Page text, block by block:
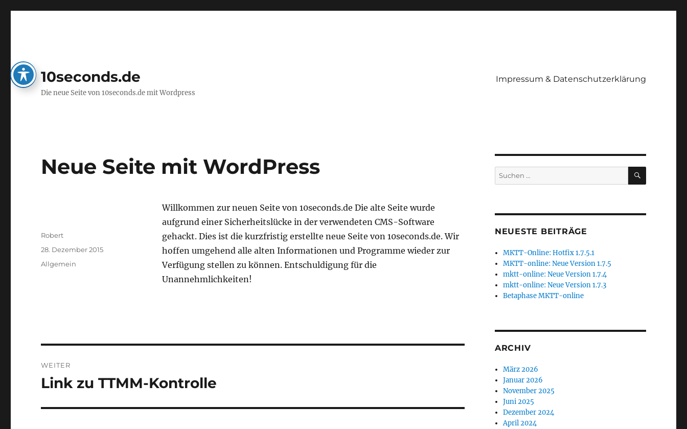
10seconds.de
Die neue Seite von 10seconds.de mit Wordpress
Impressum & Datenschutzerklärung
Neue Seite mit WordPress
Willkommen zur neuen Seite von 10seconds.de Die alte Seite wurde
aufgrund einer Sicherheitslücke in der verwendeten CMS-Software
gehackt. Dies ist die kurzfristig erstellte neue Seite von 10seconds.de. Wir
hoffen umgehend alle alten Informationen und Programme wieder zur
Verfügung stellen zu können. Entschuldigung für die
Unannehmlichkeiten!
Autor
Robert
Veröffentlicht
am
28. Dezember 2015
Kategorien
Allgemein
WEITER
Nächster
Link zu TTMM-Kontrolle
Suchen
nach:
SUCHEN
NEUESTE BEITRÄGE
MKTT-Online: Hotfix 1.7.5.1
MKTT-online: Neue Version 1.7.5
mktt-online: Neue Version 1.7.4
mktt-online: Neue Version 1.7.3
Betaphase MKTT-online
ARCHIV
März 2026
Januar 2026
November 2025
Juni 2025
Dezember 2024
April 2024